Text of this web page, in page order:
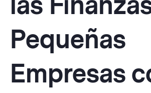
Pequeñas
Empresas